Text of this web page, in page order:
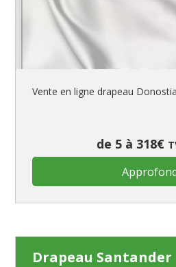
Vente en ligne drapeau
de 5 à 318€
Drapeau Santander